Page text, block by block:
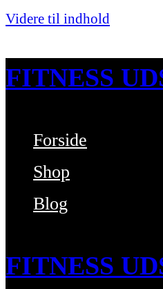
Videre til indhold
FITNESS
Bare endnu et fitness
Forside
Shop
Blog
FITNESS